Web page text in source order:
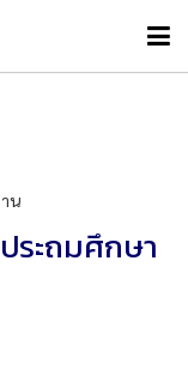
น
ระถมศึกษา